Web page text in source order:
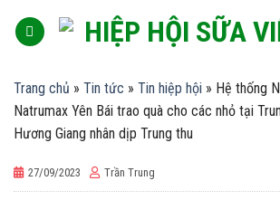
Trang chủ » Tin tức » Tin hiệp hội » Hệ thống
Natrumax Yên Bái trao quà cho các nhỏ tại
Hương Giang nhân dịp Trung thu
27/09/2023 Trần Trung